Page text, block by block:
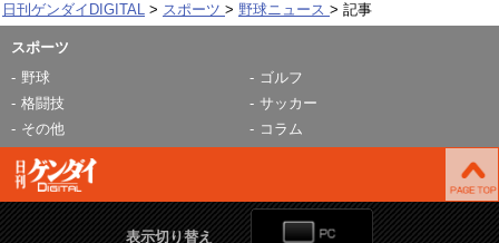
日刊ゲンダイDIGITAL スポーツ 野球ニュース 記事
スポーツ
野球
ゴルフ
格闘技
サッカー
その他
コラム
表示切り替え